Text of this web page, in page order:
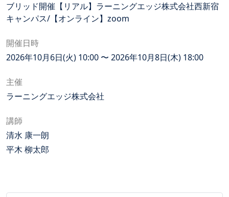
ブリッド開催【リアル】ラーニングエッジ株式会社西新宿
キャンパス/【オンライン】zoom
開催日時
2026年10月6日(火) 10:00 〜 2026年10月8日(木) 18:00
主催
ラーニングエッジ株式会社
講師
清水 康一朗
平木 柳太郎